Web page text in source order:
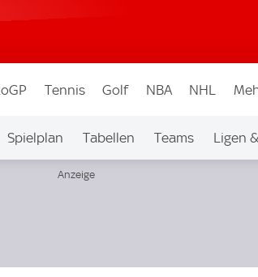
Tennis Golf NBA NHL
Spielplan Tabellen Teams Ligen